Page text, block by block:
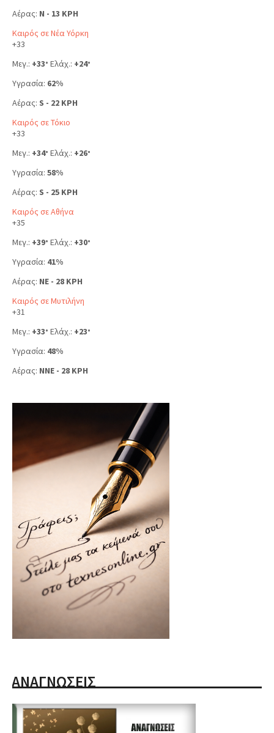
Αέρας: N - 13 KPH
Καιρός σε Νέα Υόρκη
+33
Μεγ.: +33° Ελάχ.: +24°
Υγρασία: 62%
Αέρας: S - 22 KPH
Καιρός σε Τόκιο
+33
Μεγ.: +34° Ελάχ.: +26°
Υγρασία: 58%
Αέρας: S - 25 KPH
Καιρός σε Αθήνα
+35
Μεγ.: +39° Ελάχ.: +30°
Υγρασία: 41%
Αέρας: NE - 28 KPH
Καιρός σε Μυτιλήνη
+31
Μεγ.: +33° Ελάχ.: +23°
Υγρασία: 48%
Αέρας: NNE - 28 KPH
ΑΝΑΓΝΩΣΕΙΣ